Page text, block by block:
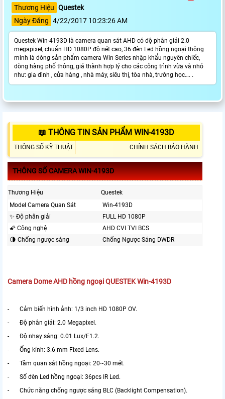
Thương Hiệu Questek
Ngày Đăng 4/22/2017 10:23:26 AM
Questek Win-4193D là camera quan sát AHD có độ phân giải 2.0
megapixel, chuẩn HD 1080P độ nét cao, 36 đèn Led hồng ngoại thông
minh là dòng sản phẩm camera Win Series nhập khẩu nguyên chiếc,
dòng hàng phổ thông, giá thành hợp lý cho các công trình vừa và nhỏ
như: gia đình , cửa hàng , nhà máy, siêu thị, tòa nhà, trường học…. .
📖 THÔNG TIN SẢN PHẨM WIN-4193D
THÔNG SỐ KỸ THUẬT CHÍNH SÁCH BẢO HÀNH
THÔNG SỐ CAMERA WIN-4193D
Thương Hiệu
Questek
Model Camera Quan Sát
Win-4193D
✨ Độ phân giải
FULL HD 1080P
🌠 Công nghệ
AHD CVI TVI BCS
🌗 Chống ngược sáng
Chống Ngược Sáng DWDR
Camera Dome AHD hồng ngoại QUESTEK Win-4193D
- Cảm biến hình ảnh: 1/3 inch HD 1080P OV.
- Độ phân giải: 2.0 Megapixel.
- Độ nhạy sáng: 0.01 Lux/F1.2.
- Ống kính: 3.6 mm Fixed Lens.
- Tầm quan sát hồng ngoại: 20~30 mét.
- Số đèn Led hồng ngoại: 36pcs IR Led.
- Chức năng chống ngược sáng BLC (Backlight Compensation).